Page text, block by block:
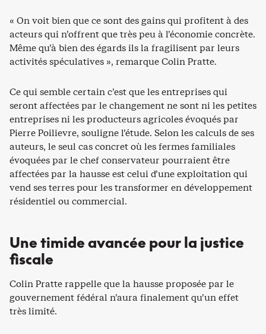
« On voit bien que ce sont des gains qui profitent à des
acteurs qui n’offrent que très peu à l’économie concrète.
Même qu’à bien des égards ils la fragilisent par leurs
activités spéculatives », remarque Colin Pratte.
Ce qui semble certain c’est que les entreprises qui
seront affectées par le changement ne sont ni les petites
entreprises ni les producteurs agricoles évoqués par
Pierre Poilievre, souligne l’étude. Selon les calculs de ses
auteurs, le seul cas concret où les fermes familiales
évoquées par le chef conservateur pourraient être
affectées par la hausse est celui d’une exploitation qui
vend ses terres pour les transformer en développement
résidentiel ou commercial.
Une timide avancée pour la justice
fiscale
Colin Pratte rappelle que la hausse proposée par le
gouvernement fédéral n’aura finalement qu’un effet
très limité.